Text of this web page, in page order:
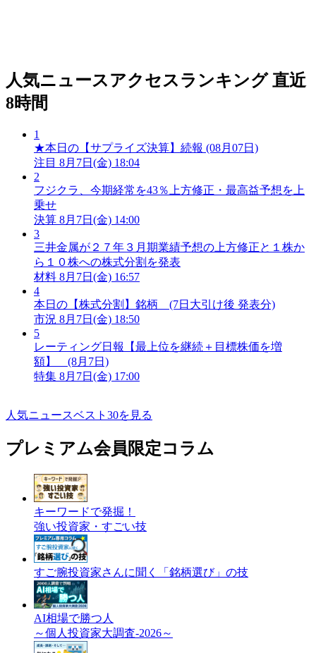
人気ニュースアクセスランキング 直近
8時間
1
★本日の【サプライズ決算】続報 (08月07日)
注目 8月7日(金) 18:04
2
フジクラ、今期経常を43％上方修正・最高益予想を上
乗せ
決算 8月7日(金) 14:00
3
三井金属が２７年３月期業績予想の上方修正と１株か
ら１０株への株式分割を発表
材料 8月7日(金) 16:57
4
本日の【株式分割】銘柄 (7日大引け後 発表分)
市況 8月7日(金) 18:50
5
レーティング日報【最上位を継続＋目標株価を増
額】 (8月7日)
特集 8月7日(金) 17:00
人気ニュースベスト30を見る
プレミアム会員限定コラム
キーワードで発掘！
強い投資家・すごい技
すご腕投資家さんに聞く「銘柄選び」の技
AI相場で勝つ人
～個人投資家大調査-2026～